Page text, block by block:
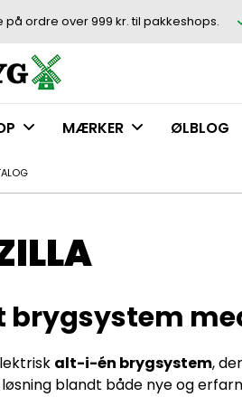
på ordre over 999 kr. til pakkeshops.
MÆRKER ØLBLOG
brygsystem
alt-i-én brygsystem,
blandt både nye og